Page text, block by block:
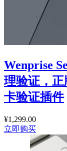
Wenprise
理验证，
卡验证插件
¥1,299.00
立即购买